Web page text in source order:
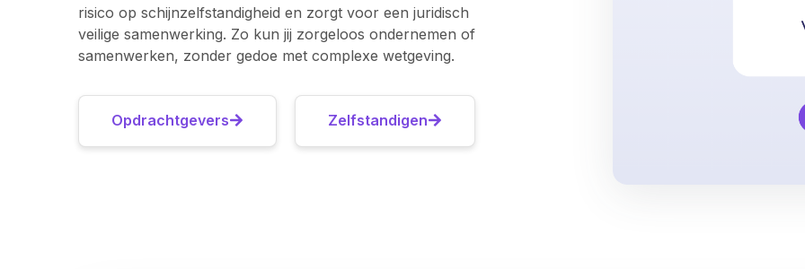
risico op schijnzelfstandigheid en zorgt voor een juridisch
veilige samenwerking. Zo kun jij zorgeloos ondernemen of
samenwerken, zonder gedoe met complexe wetgeving.
Opdrachtgevers Zelfstandigen